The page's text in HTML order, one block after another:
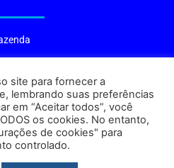
Centro, Cabo Frio – RJ, 28906-290
da Prefeitura:9h às 16h
17h
site para fornecer a
lembrando suas preferências
em “Aceitar todos”, você
os cookies. No entanto,
de cookies" para
controlado.